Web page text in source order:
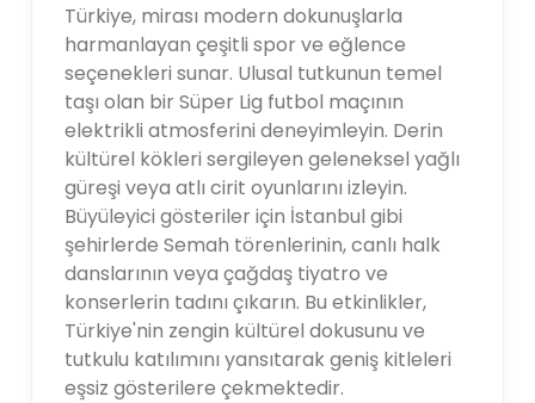
Türkiye, mirası modern dokunuşlarla
harmanlayan çeşitli spor ve eğlence
seçenekleri sunar. Ulusal tutkunun temel
taşı olan bir Süper Lig futbol maçının
elektrikli atmosferini deneyimleyin. Derin
kültürel kökleri sergileyen geleneksel yağlı
güreşi veya atlı cirit oyunlarını izleyin.
Büyüleyici gösteriler için İstanbul gibi
şehirlerde Semah törenlerinin, canlı halk
danslarının veya çağdaş tiyatro ve
konserlerin tadını çıkarın. Bu etkinlikler,
Türkiye'nin zengin kültürel dokusunu ve
tutkulu katılımını yansıtarak geniş kitleleri
eşsiz gösterilere çekmektedir.